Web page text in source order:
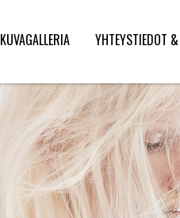
KUVAGALLERIA YHTEYSTIEDOT